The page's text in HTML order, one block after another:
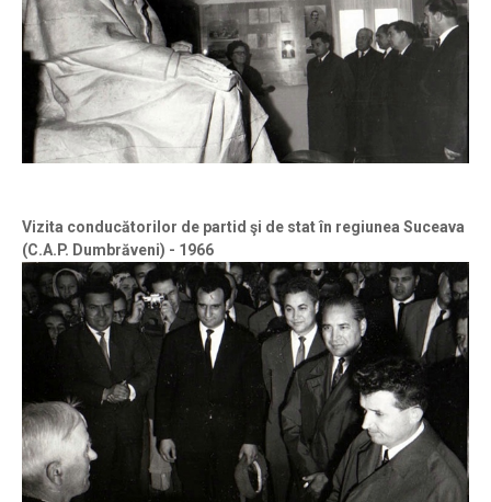
Vizita conducătorilor de partid şi de stat în regiunea Suceava
(C.A.P. Dumbrăveni) - 1966